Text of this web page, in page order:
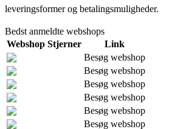
leveringsformer og betalingsmuligheder.
Bedst anmeldte webshops
Webshop Stjerner
Link
Besøg webshop
Besøg webshop
Besøg webshop
Besøg webshop
Besøg webshop
Besøg webshop